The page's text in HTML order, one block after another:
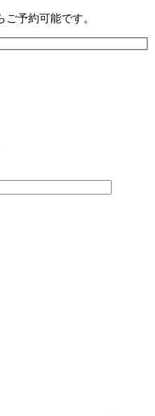
ご予約可能です。